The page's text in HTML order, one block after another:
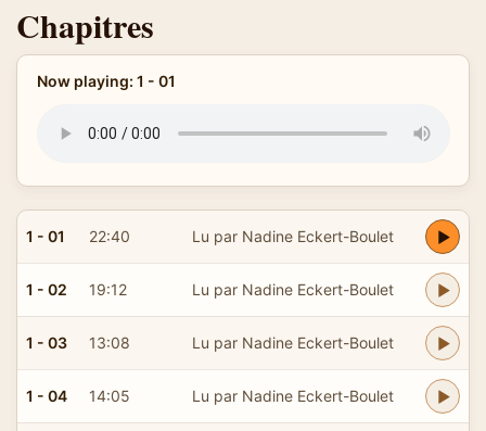
Chapitres
Now playing: 1 - 01
1 - 01 22:40 Lu par Nadine Eckert-Boulet
1 - 02 19:12 Lu par Nadine Eckert-Boulet
1 - 03 13:08 Lu par Nadine Eckert-Boulet
1 - 04 14:05 Lu par Nadine Eckert-Boulet